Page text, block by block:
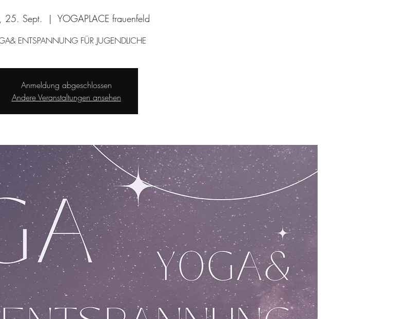
25. Sept.
  |
YOGAPLACE frauenfeld
ENTSPANNUNG FÜR JUGENDLICHE
Anmeldung abgeschlossen
Andere Veranstaltungen ansehen